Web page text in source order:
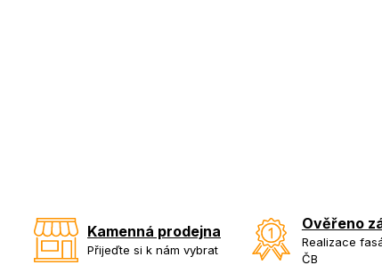
Kamenná prodejna
Přijeďte si k nám vybrat
Ověřeno
Realizace
ČB